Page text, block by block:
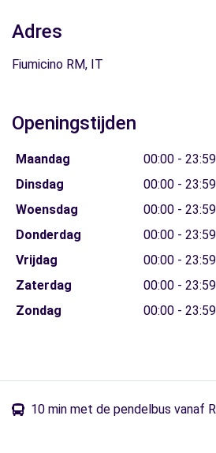
Adres
Fiumicino RM, IT
Openingstijden
Maandag
00:00 - 23:59
Dinsdag
00:00 - 23:59
Woensdag
00:00 - 23:59
Donderdag
00:00 - 23:59
Vrijdag
00:00 - 23:59
Zaterdag
00:00 - 23:59
Zondag
00:00 - 23:59
10 min met de pendelbus vanaf